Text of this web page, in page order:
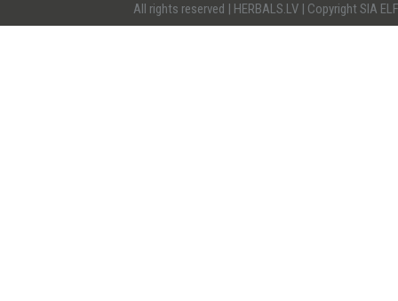
All rights reserved | HERBALS.LV | Copyright SIA